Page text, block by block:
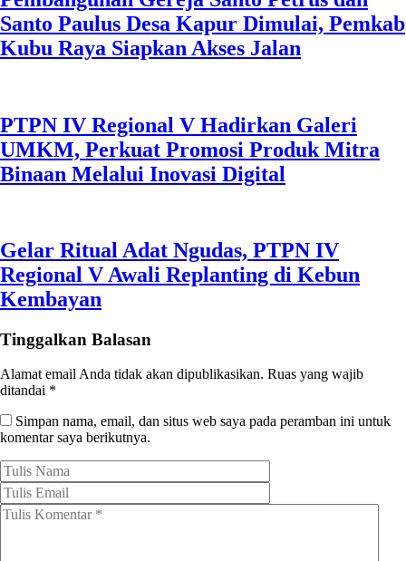
Santo Paulus Desa Kapur Dimulai, Pemkab
Kubu Raya Siapkan Akses Jalan
PTPN IV Regional V Hadirkan Galeri
UMKM, Perkuat Promosi Produk Mitra
Binaan Melalui Inovasi Digital
Gelar Ritual Adat Ngudas, PTPN IV
Regional V Awali Replanting di Kebun
Kembayan
Tinggalkan Balasan
Alamat email Anda tidak akan dipublikasikan. Ruas yang wajib
ditandai *
Simpan nama, email, dan situs web saya pada peramban ini untuk
komentar saya berikutnya.